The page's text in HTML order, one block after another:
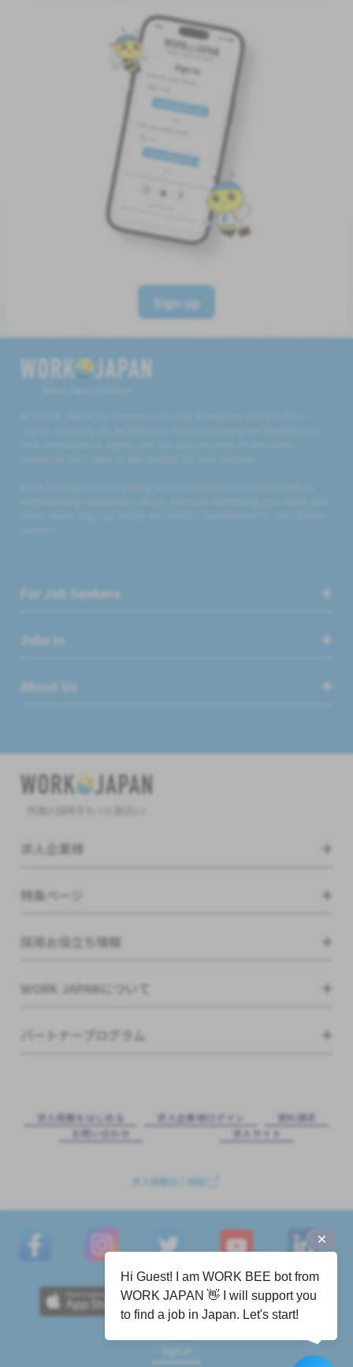
Sign up
For Job Seekers
Jobs in
About Us
求人企業様
特集ページ
採用お役立ち情報
WORK JAPANについて
パートナープログラム
求⼈掲載をはじめる 求⼈企業様ログイン
資料請求
お問い合わせ
求⼈サイト
求人掲載のご相談
Sign in
Hi Guest! I am WORK BEE bot from
WORK JAPAN 👋 I will support you
to find a job in Japan. Let's start!